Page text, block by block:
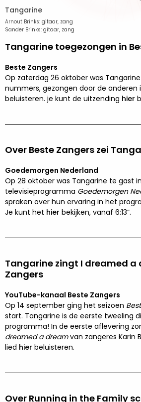
Tangarine
Arnout Brinks: gitaar, zang
Sander Brinks: gitaar, zang
Tangarine toegezongen in
Beste Zangers
Op zaterdag 26 oktober was
nummers, gezongen door de anderen
beluisteren. je kunt de uitzending hier
Over Beste Zangers zei
Goedemorgen Nederland
Op 28 oktober was Tangarine te gast
televisieprogramma Goedemorgen
spraken over hun ervaring in het
Je kunt het hier bekijken, vanaf 6:13”.
Tangarine zingt I dreamed a
Zangers
YouTube-kanaal Beste Zangers
Op 14 september ging het seizoen
start. Tangarine is de eerste tweeling
programma! In de eerste aflevering
dreamed a dreamvan zangeres Karin
lied hier beluisteren.
Over Running in the Family